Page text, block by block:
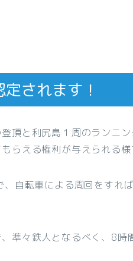
されます！
頂と利尻島１周のランニ
らえる権利が与えられる様
自転車による周回をすれ
準々鉄人となるべく、8時